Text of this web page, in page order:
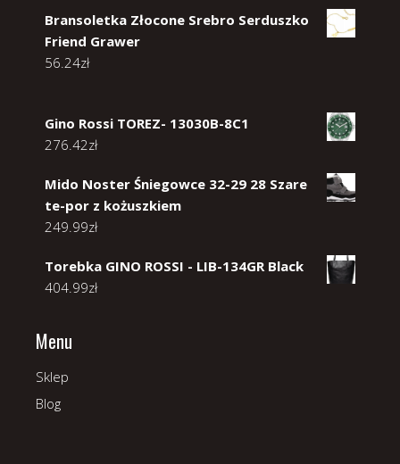
Bransoletka Złocone Srebro Serduszko
Friend Grawer
56.24zł
Gino Rossi TOREZ- 13030B-8C1
276.42zł
Mido Noster Śniegowce 32-29 28 Szare
te-por z kożuszkiem
249.99zł
Torebka GINO ROSSI - LIB-134GR Black
404.99zł
Menu
Sklep
Blog